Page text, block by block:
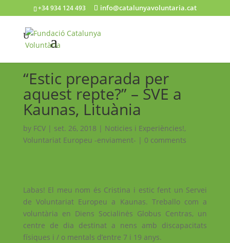
+34 934 124 493 info@catalunyavoluntaria.cat
“Estic preparada per
aquest repte?” – SVE a
Kaunas, Lituània
by FCV| set. 26, 2018 | Noticies i Experiències!,
Voluntariat Europeu -enviament- | 0 comments
Labas! El meu nom és Cristina i estic fent un Servei
de Voluntariat Europeu a Kaunas. Treballo com a
voluntària en Diens Socialinės Globus Centras, un
centre de dia destinat a nens amb discapacitats
físiques i / o mentals d’entre 7 i 19 anys.